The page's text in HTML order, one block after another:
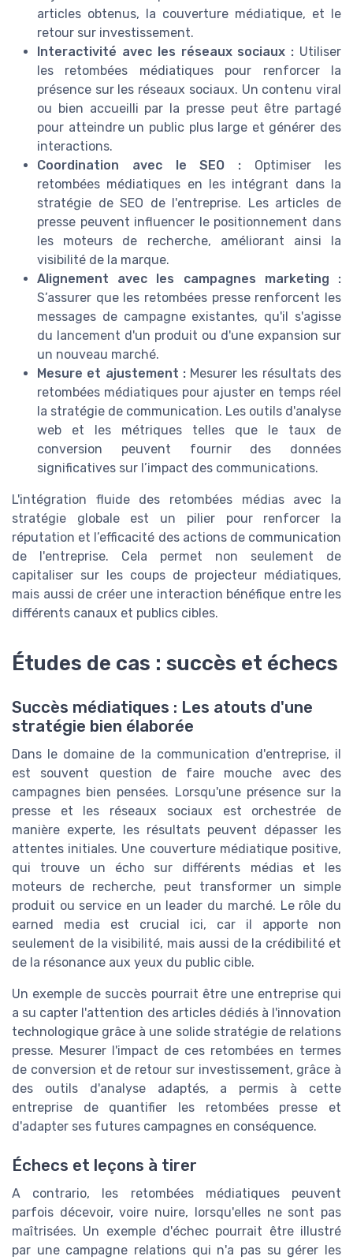
articles obtenus, la couverture médiatique, et le
retour sur investissement.
Interactivité avec les réseaux sociaux : Utiliser
les retombées médiatiques pour renforcer la
présence sur les réseaux sociaux. Un contenu viral
ou bien accueilli par la presse peut être partagé
pour atteindre un public plus large et générer des
interactions.
Coordination avec le SEO : Optimiser les
retombées médiatiques en les intégrant dans la
stratégie de SEO de l'entreprise. Les articles de
presse peuvent influencer le positionnement dans
les moteurs de recherche, améliorant ainsi la
visibilité de la marque.
Alignement avec les campagnes marketing :
S’assurer que les retombées presse renforcent les
messages de campagne existantes, qu'il s'agisse
du lancement d'un produit ou d'une expansion sur
un nouveau marché.
Mesure et ajustement :Mesurer les résultats des
retombées médiatiques pour ajuster en temps réel
la stratégie de communication. Les outils d'analyse
web et les métriques telles que le taux de
conversion peuvent fournir des données
significatives sur l’impact des communications.
L'intégration fluide des retombées médias avec la
stratégie globale est un pilier pour renforcer la
réputation et l’efficacité des actions de communication
de l'entreprise. Cela permet non seulement de
capitaliser sur les coups de projecteur médiatiques,
mais aussi de créer une interaction bénéfique entre les
différents canaux et publics cibles.
Études de cas : succès et échecs
Succès médiatiques : Les atouts d'une
stratégie bien élaborée
Dans le domaine de la communication d'entreprise, il
est souvent question de faire mouche avec des
campagnes bien pensées. Lorsqu'une présence sur la
presse et les réseaux sociaux est orchestrée de
manière experte, les résultats peuvent dépasser les
attentes initiales. Une couverture médiatique positive,
qui trouve un écho sur différents médias et les
moteurs de recherche, peut transformer un simple
produit ou service en un leader du marché. Le rôle du
earned media est crucial ici, car il apporte non
seulement de la visibilité, mais aussi de la crédibilité et
de la résonance aux yeux du public cible.
Un exemple de succès pourrait être une entreprise qui
a su capter l'attention des articles dédiés à l'innovation
technologique grâce à une solide stratégie de relations
presse. Mesurer l'impact de ces retombées en termes
de conversion et de retour sur investissement, grâce à
des outils d'analyse adaptés, a permis à cette
entreprise de quantifier les retombées presse et
d'adapter ses futures campagnes en conséquence.
Échecs et leçons à tirer
A contrario, les retombées médiatiques peuvent
parfois décevoir, voire nuire, lorsqu'elles ne sont pas
maîtrisées. Un exemple d'échec pourrait être illustré
par une campagne relations qui n'a pas su gérer les